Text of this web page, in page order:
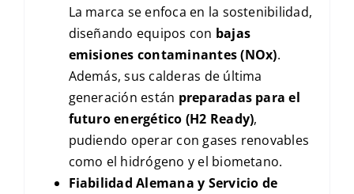
La marca se enfoca en la sostenibilidad,
diseñando equipos con bajas
emisiones contaminantes (NOx).
Además, sus calderas de última
generación están preparadas para el
futuro energético (H2 Ready),
pudiendo operar con gases renovables
como el hidrógeno y el biometano.
Fiabilidad Alemana y Servicio de